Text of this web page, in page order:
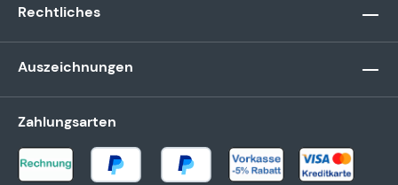
Rechtliches
Auszeichnungen
Zahlungsarten